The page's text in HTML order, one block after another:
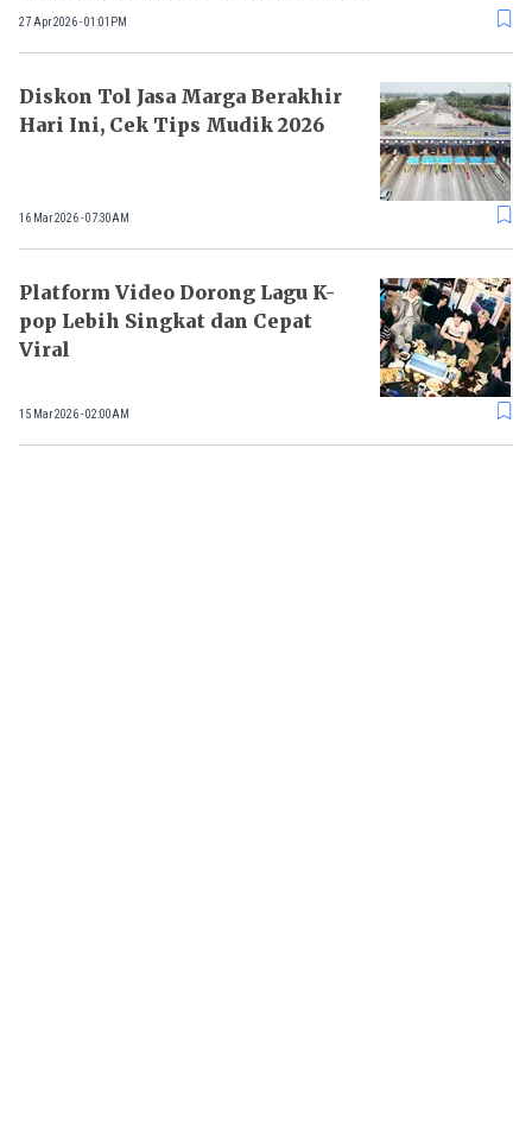
27 Apr 2026 - 01:01PM
Diskon Tol Jasa Marga Berakhir
Hari Ini, Cek Tips Mudik 2026
16 Mar 2026 - 07:30AM
Platform Video Dorong Lagu K-
pop Lebih Singkat dan Cepat
Viral
15 Mar 2026 - 02:00AM